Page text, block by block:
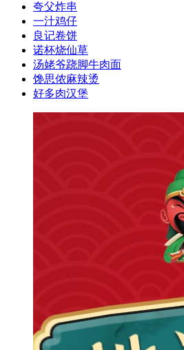
夸父炸串
一汁鸡仔
良记卷饼
诺杯烧仙草
汤姥爷跷脚牛肉面
馋思侬麻辣烫
好多肉汉堡